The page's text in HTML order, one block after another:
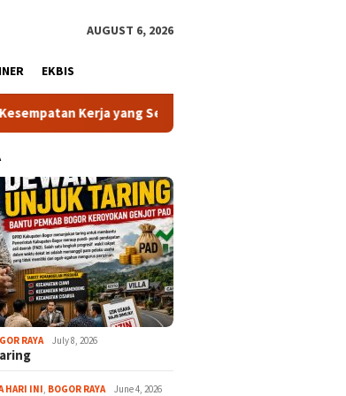
AUGUST 6, 2026
EKBIS
yang Setara 13 Kelurahan Turunkan Kafilah
RAYA July 8, 2026
HARI INI BOGOR RAYA June 4, 2026